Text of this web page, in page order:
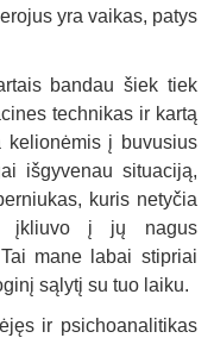
yra vaikas, patys
bandau šiek tiek
technikas ir kartą
kelionėmis į buvusius
išgyvenau situaciją,
kuris netyčia
įkliuvo į jų nagus
mane labai stipriai
sąlytį su tuo laiku.
ir psichoanalitikas